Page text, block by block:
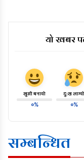
यो खबर
खुसी बनायो
०%
दु:ख लाग्यो
०%
सम्बन्धित